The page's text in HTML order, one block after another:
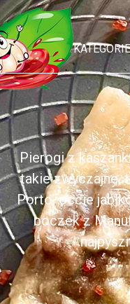
KATEGORIE
Pierogi z
takie zwyczajne,
Porto, occie
boczek z